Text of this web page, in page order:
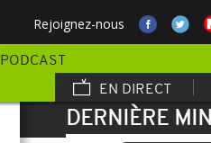
Rejoignez-nous
PODCAST
EN DIRECT
DERNIÈRE